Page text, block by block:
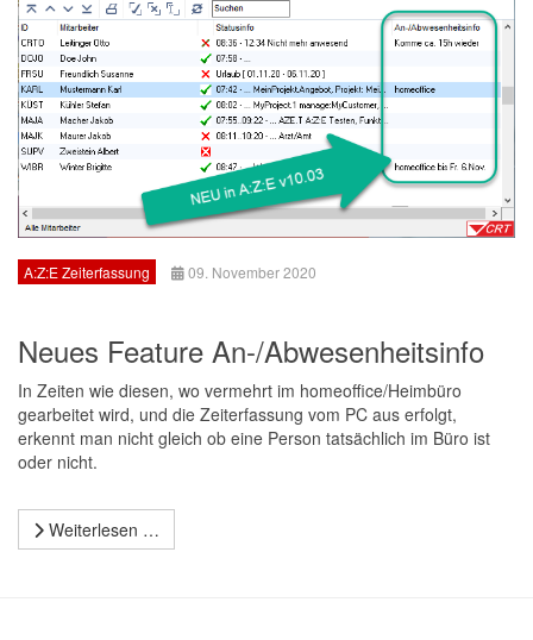
A:Z:E Zeiterfassung 09. November 2020
Neues Feature An-/Abwesenheitsinfo
In Zeiten wie diesen, wo vermehrt im homeoffice/Heimbüro
gearbeitet wird, und die Zeiterfassung vom PC aus erfolgt,
erkennt man nicht gleich ob eine Person tatsächlich im Büro ist
oder nicht.
Weiterlesen …